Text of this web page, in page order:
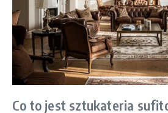
Co to jest sztukateria